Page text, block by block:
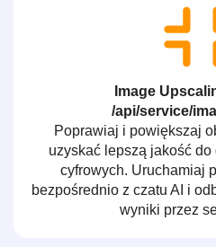
Image
/api/service/
Poprawiaj i powiększaj
uzyskać lepszą jakość
cyfrowych. Uruchamiaj
bezpośrednio z czatu AI i
wyniki przez